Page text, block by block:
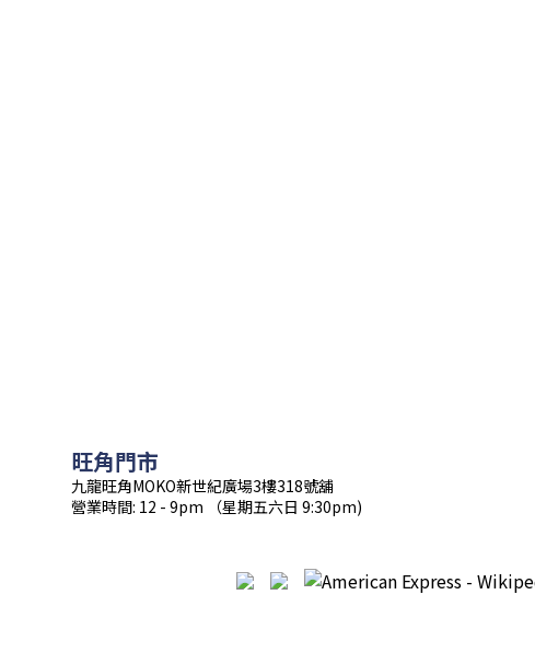
旺角門市
九龍旺角MOKO新世紀廣場3樓318號舖
營業時間: 12 - 9pm （星期五六日 9:30pm)